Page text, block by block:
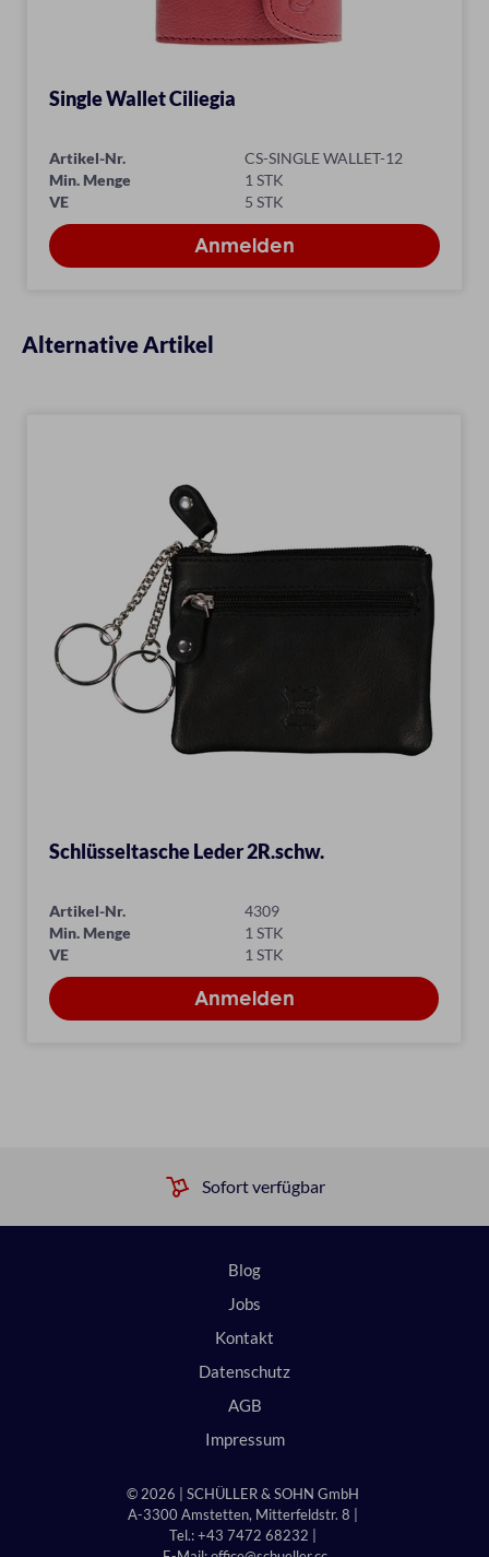
Single Wallet Ciliegia
Artikel-Nr.
CS-SINGLE WALLET-12
Min. Menge
1 STK
VE
5 STK
Alternative Artikel
Schlüsseltasche Leder 2R.schw.
Artikel-Nr.
4309
Min. Menge
1 STK
VE
1 STK
Sofort verfügbar
© 2026 | SCHÜLLER & SOHN GmbH
A-3300 Amstetten, Mitterfeldstr. 8 |
Tel.: +43 7472 68232 |
Blog
Jobs
Kontakt
Datenschutz
AGB
Impressum